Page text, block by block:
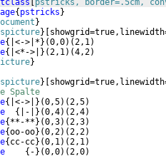
pstricks, border=.5cm,
{ pstricks }
}
}
{ |<->|* } (0,0) (2,1)
{ |<*->| } (2,1) (4,2)
}
}
Spalte
{ |<->| } (0,5) (2,5)
{ |-| } (0,4) (2,4)
{ **-** } (0,3) (2,3)
{oo-oo} (0,2) (2,2)
{ cc-cc} (0,1) (2,1)
{ - } (0,0) (2,0)